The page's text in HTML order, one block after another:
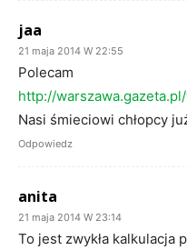
jaa
21 maja 2014 W 22:55
Polecam
http://
Nasi śmieciowi chłopcy
Odpowiedz
anita
21 maja 2014 W 23:14
To jest zwykła kalkulacja